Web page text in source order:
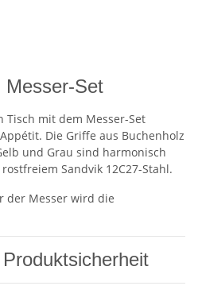
Messer-Set
mit dem Messer-Set
Appétit. Die Griffe aus Buchenholz
und Grau sind harmonisch
Sandvik 12C27-Stahl.
der Messer wird die